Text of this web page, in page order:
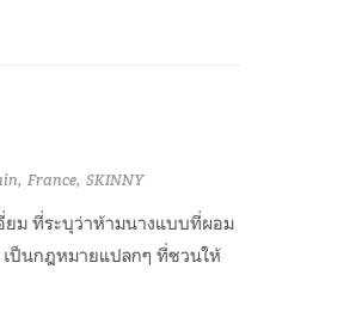
France SKINNY
ยม ที่ระบุว่าห้ามนางแบบที่ผอม
ป็นกฎหมายแปลกๆ ที่ชวนให้